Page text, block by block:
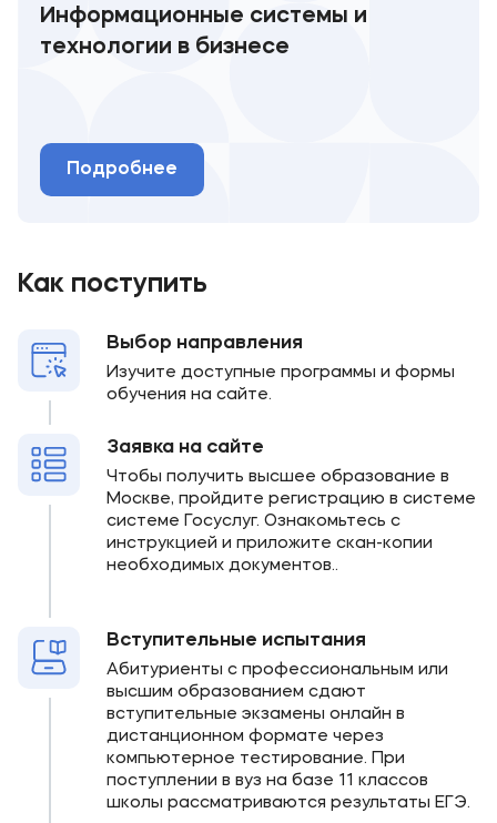
Информационные системы и
технологии в бизнесе
Подробнее
Как поступить
Выбор направления
Изучите доступные программы и формы
обучения на сайте.
Заявка на сайте
Чтобы получить высшее образование в
Москве, пройдите регистрацию в системе
системе Госуслуг. Ознакомьтесь с
инструкцией и приложите скан-копии
необходимых документов..
Вступительные испытания
Абитуриенты с профессиональным или
высшим образованием сдают
вступительные экзамены онлайн в
дистанционном формате через
компьютерное тестирование. При
поступлении в вуз на базе 11 классов
школы рассматриваются результаты ЕГЭ.